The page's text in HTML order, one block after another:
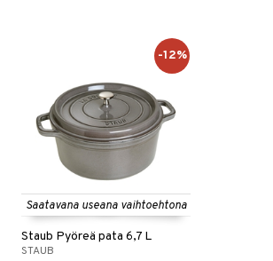
Saatavana useana vaihtoehtona
Staub Pyöreä pata 6,7 L
STAUB
-12%